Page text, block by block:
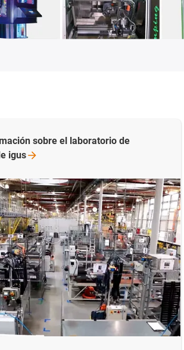
sobre el laboratorio de
igus